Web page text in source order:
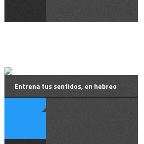
Entrena tus sentidos, en hebreo